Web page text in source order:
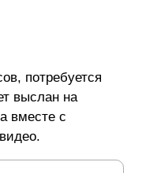
потребуется
выслан на
вместе с